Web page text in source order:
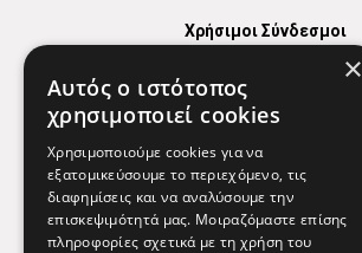
Χρήσιμοι Σύνδεσμοι
Χρήσιμα Τηλέφωνα
Εφημερεύοντα Φαρμακεία
Απόρρητο
×
Αυτός ο ιστότοπος
χρησιμοποιεί cookies
Χρησιμοποιούμε cookies για να
εξατομικεύσουμε το περιεχόμενο, τις
διαφημίσεις και να αναλύσουμε την
επισκεψιμότητά μας. Μοιραζόμαστε επίσης
πληροφορίες σχετικά με τη χρήση του